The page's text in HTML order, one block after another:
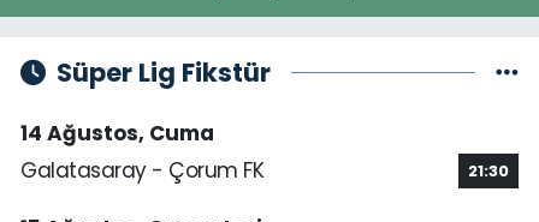
Süper Lig Fikstür
14 Ağustos, Cuma
Galatasaray - Çorum FK
21:30